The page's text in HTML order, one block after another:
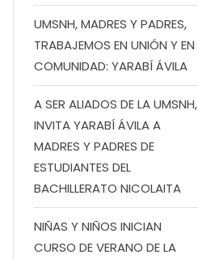
UMSNH, MADRES Y PADRES,
TRABAJEMOS EN UNIÓN Y EN
COMUNIDAD: YARABÍ ÁVILA
A SER ALIADOS DE LA UMSNH,
INVITA YARABÍ ÁVILA A
MADRES Y PADRES DE
ESTUDIANTES DEL
BACHILLERATO NICOLAITA
NIÑAS Y NIÑOS INICIAN
CURSO DE VERANO DE LA